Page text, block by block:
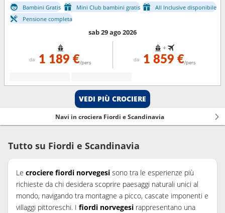
Bambini Gratis Mini Club bambini gratis
All Inclusive disponibile
Pensione completa
sab 29 ago 2026
da 1 189 €/pers
+
da 1 859 €/pers
VEDI PIÙ CROCIERE
Navi in crociera Fiordi e Scandinavia
Tutto su Fiordi e Scandinavia
Le crociere fiordi norvegesi sono tra le esperienze più
richieste da chi desidera scoprire paesaggi naturali unici al
mondo, navigando tra montagne a picco, cascate imponenti e
villaggi pittoreschi. I fiordi norvegesi rappresentano una